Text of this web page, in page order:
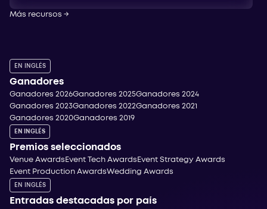
Más recursos →
EN INGLÉS
Ganadores
Ganadores 2026Ganadores 2025Ganadores 2024
Ganadores 2023Ganadores 2022Ganadores 2021
Ganadores 2020Ganadores 2019
EN INGLÉS
Premios seleccionados
Venue Awards Event Tech Awards Event Strategy Awards
Event Production AwardsWedding Awards
EN INGLÉS
Entradas destacadas por país